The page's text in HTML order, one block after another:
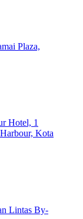
Plaza,
Hotel, 1
Kota
Lintas By-